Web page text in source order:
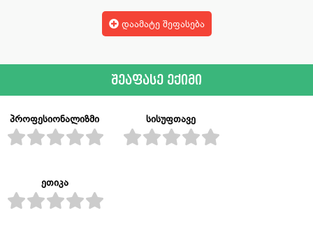
დაამატე შეფასება
შეაფასე ექიმი
პროფესიონალიზმი სისუფთავე
ეთიკა